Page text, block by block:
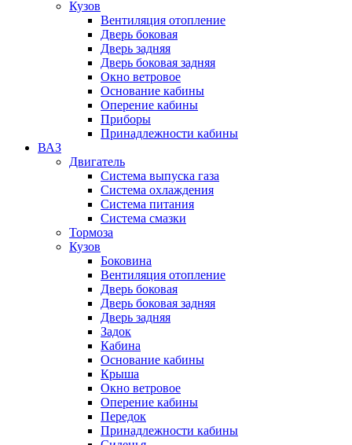
Кузов
Вентиляция отопление
Дверь боковая
Дверь задняя
Дверь боковая задняя
Окно ветровое
Основание кабины
Оперение кабины
Приборы
Принадлежности кабины
ВАЗ
Двигатель
Система выпуска газа
Система охлаждения
Система питания
Система смазки
Тормоза
Кузов
Боковина
Вентиляция отопление
Дверь боковая
Дверь боковая задняя
Дверь задняя
Задок
Кабина
Основание кабины
Крыша
Окно ветровое
Оперение кабины
Передок
Принадлежности кабины